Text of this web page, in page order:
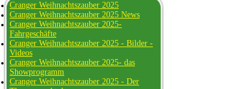
Cranger Weihnachtszauber 2025
Cranger Weihnachtszauber 2025 News
Cranger Weihnachtszauber 2025-
Fahrgeschäfte
Cranger Weihnachtszauber 2025 - Bilder -
Videos
Cranger Weihnachtszauber 2025- das
Showprogramm
Cranger Weihnachtszauber 2025 - Der